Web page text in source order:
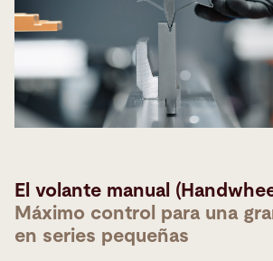
El volante manual
Máximo control para una
en series pequeñas